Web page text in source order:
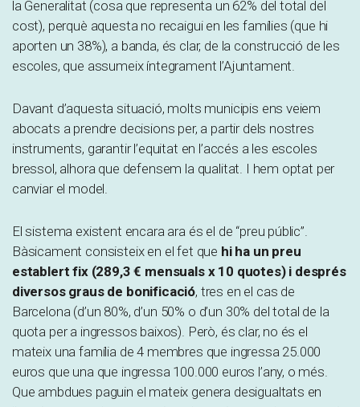
la Generalitat (cosa que representa un 62% del total del
cost), perquè aquesta no recaigui en les famílies (que hi
aporten un 38%), a banda, és clar, de la construcció de les
escoles, que assumeix íntegrament l’Ajuntament.
Davant d’aquesta situació, molts municipis ens veiem
abocats a prendre decisions per, a partir dels nostres
instruments, garantir l’equitat en l’accés a les escoles
bressol, alhora que defensem la qualitat. I hem optat per
canviar el model.
El sistema existent encara ara és el de “preu públic”.
Bàsicament consisteix en el fet que hi ha un preu
establert fix (289,3 € mensuals x 10 quotes) i després
diversos graus de bonificació, tres en el cas de
Barcelona (d’un 80%, d’un 50% o d’un 30% del total de la
quota per a ingressos baixos). Però, és clar, no és el
mateix una família de 4 membres que ingressa 25.000
euros que una que ingressa 100.000 euros l’any, o més.
Que ambdues paguin el mateix genera desigualtats en